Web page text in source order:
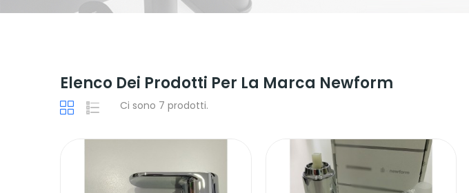
Elenco Dei Prodotti Per La Marca Newform
Ci sono 7 prodotti.